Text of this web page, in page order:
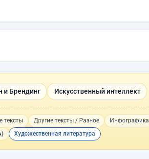
и Брендинг Искусственный интеллект
тексты Другие тексты / Разное Инфографика
Художественная литература